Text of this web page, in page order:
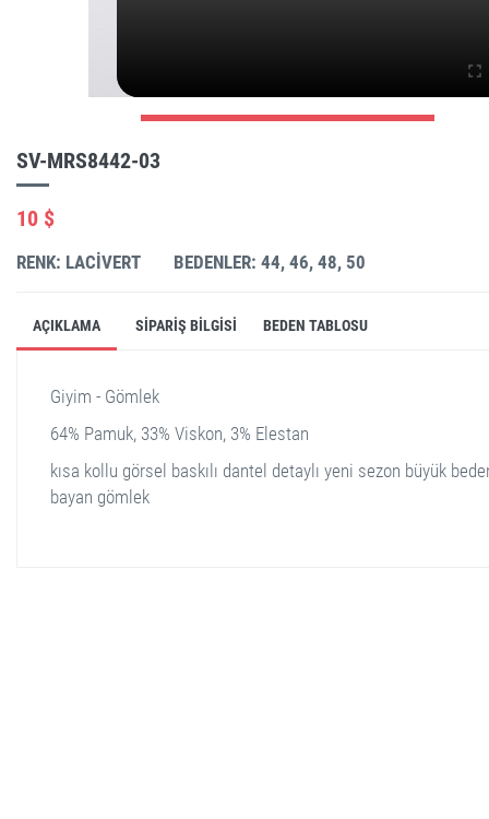
SV-MRS8442-03
10 $
RENK: LACIVERT BEDENLER: 44, 46, 48, 50
AÇIKLAMA SIPARIŞ BILGISI BEDEN TABLOSU
Giyim - Gömlek
64% Pamuk, 33% Viskon, 3% Elestan
kısa kollu görsel baskılı dantel detaylı yeni sezon büyük
bayan gömlek